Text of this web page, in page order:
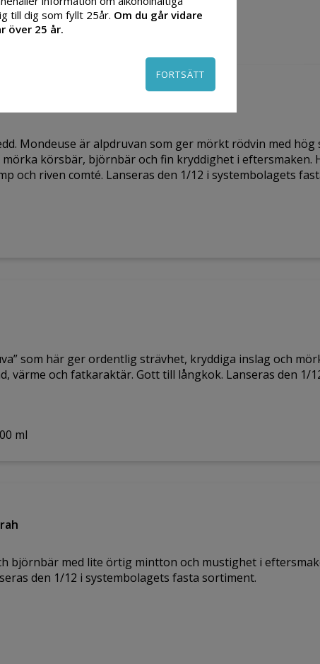
i december
Mondeuse är alpdruvan som ger mörkt rödvin med hög
körsbär, björnbär och fin kryddighet i eftersmaken.
och riven comté. Lanseras den 1/12 i systembolagets
som här ger ordentlig strävhet, kryddiga inslag och
värme och fatkaraktär. Gott till långkok. Lanseras den 1/
ml
björnbär med lite örtig mintton och mustighet i
den 1/12 i systembolagets fasta sortiment.
till dig som fyllt 25år. Om du går vidare
över 25 år.
FORTSÄTT